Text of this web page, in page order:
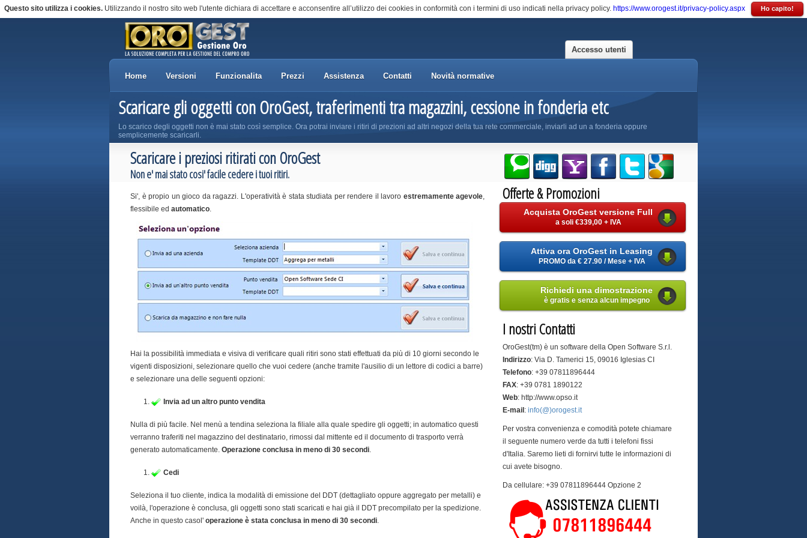
Questo sito utilizza i cookies.Utilizzando il nostro sito web l'utente dichiara di accettare e acconsentire all’utilizzo dei cookies in conformità con i termini di uso indicati nella privacy policy. https://www.orogest.it/privacy-policy.aspx Ho capito!
Accesso utenti
Home Versioni Funzionalita Prezzi Assistenza Contatti Novità normative
Scaricare gli oggetti con OroGest, traferimenti tra magazzini, cessione in fonderia etc
Lo scarico degli oggetti non è mai stato così semplice. Ora potrai inviare i ritiri di prezioni ad altri negozi della tua rete commerciale, inviarli ad un a fonderia oppure
semplicemente scaricarli.
Offerte &Promozioni
Acquista OroGest versione Full
a soli €339,00 + IVA
Attiva ora OroGest in Leasing
PROMO da € 27.90 / Mese + IVA
Richiedi una dimostrazione
è gratis e senza alcun impegno
I nostriContatti
OroGest(tm) è un software della Open Software S.r.l.
Indirizzo: Via D. Tamerici 15, 09016 Iglesias CI
Telefono: +39 07811896444
FAX: +39 0781 1890122
Web: http://www.opso.it
E-mail : info(@)orogest.it
Per vostra convenienza e comodità potete chiamare
il seguente numero verde da tutti i telefoni fissi
d'Italia. Saremo lieti di fornirvi tutte le informazioni di
cui avete bisogno.
Da cellulare: +39 07811896444 Opzione 2
Scaricare i preziosi ritirati con OroGest
Non e' mai stato cosi' facile cedere i tuoi ritiri.
Si', è propio un gioco da ragazzi. L'operatività è stata studiata per rendere il lavoro estremamente agevole,
flessibile ed automatico.
Hai la possibilità immediata e visiva di verificare quali ritiri sono stati effettuati da più di 10 giorni secondo le
vigenti disposizioni, selezionare quello che vuoi cedere (anche tramite l'ausilio di un lettore di codici a barre)
e selezionare una delle seguenti opzioni:
Invia ad un altro punto vendita
Nulla di più facile. Nel menù a tendina seleziona la filiale alla quale spedire gli oggetti; in automatico questi
verranno traferiti nel magazzino del destinatario, rimossi dal mittente ed il documento di trasporto verrà
generato automaticamente. Operazione conclusa in meno di 30 secondi.
Cedi
Seleziona il tuo cliente, indica la modalità di emissione del DDT (dettagliato oppure aggregato per metalli) e
voilà, l'operazione è conclusa, gli oggetti sono stati scaricati e hai già il DDT precompilato per la spedizione.
Anche in questo casol' operazione è stata conclusa in meno di 30 secondi.